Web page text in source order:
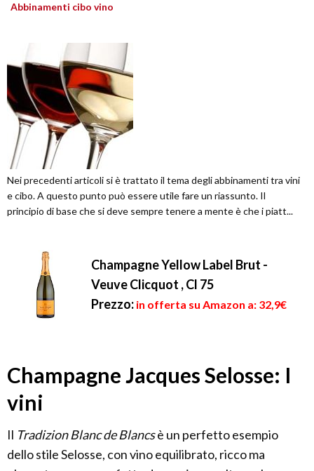
Abbinamenti cibo vino
Nei precedenti articoli si è trattato il tema degli abbinamenti tra vini
e cibo. A questo punto può essere utile fare un riassunto. Il
principio di base che si deve sempre tenere a mente è che i piatt...
Champagne Yellow Label Brut -
Veuve Clicquot , Cl 75
Prezzo: in offerta su Amazon a: 32,9€
Champagne Jacques Selosse: I
vini
Il Tradizion Blanc de Blancsè un perfetto esempio
dello stile Selosse, con vino equilibrato, ricco ma